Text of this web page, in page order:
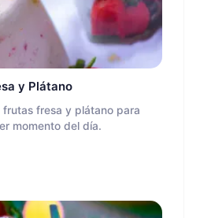
y Plátano
fresa y plátano para
momento del día.